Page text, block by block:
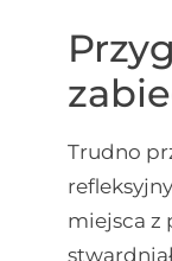
Trudno
miejsca z